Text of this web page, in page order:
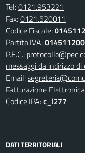
Tel:0121.953221
Fax:0121.520011
Codice Fiscale:
Partita IVA:
P.E.C.:
messaggi da indirizzo
Email:
Fatturazione
Codice IPA:c_l277
DATI TERRITORIALI